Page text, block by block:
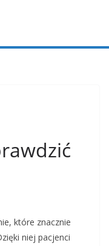
które znacznie
niej pacjenci